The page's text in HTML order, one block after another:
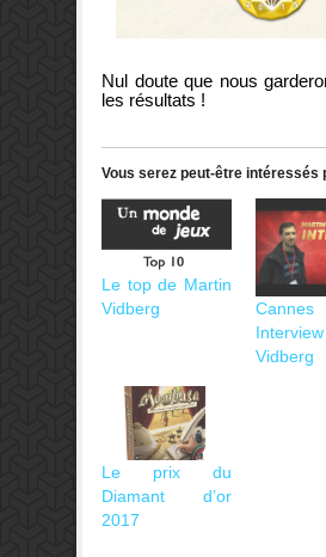
Nul doute que nous
les résultats !
Vous serez peut-être intéressés
Le top de Martin
Vidberg
Cannes
Vidberg
Le prix du
Diamant d’or
2017